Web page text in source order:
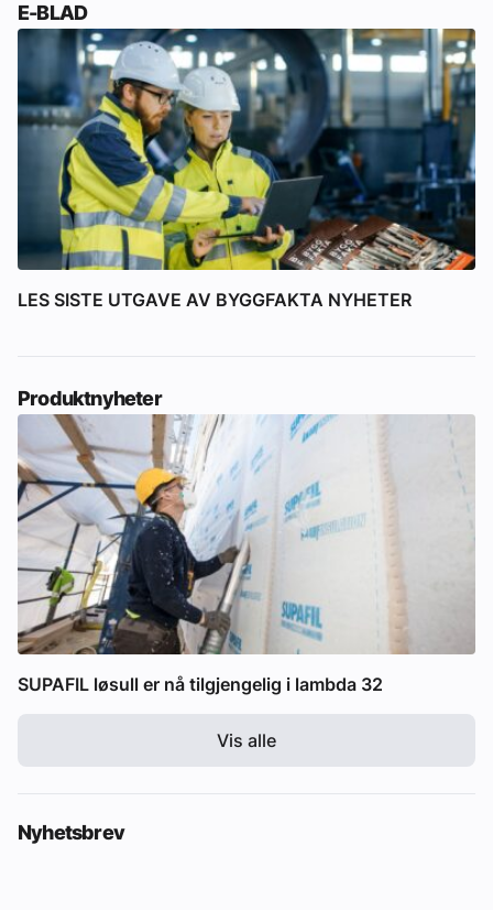
E-BLAD
LES SISTE UTGAVE AV BYGGFAKTA NYHETER
Produktnyheter
SUPAFIL løsull er nå tilgjengelig i lambda 32
Vis alle
Nyhetsbrev